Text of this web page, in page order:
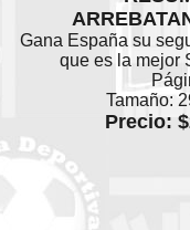
Gana España su
que es la mejor
Tamaño:
Precio: